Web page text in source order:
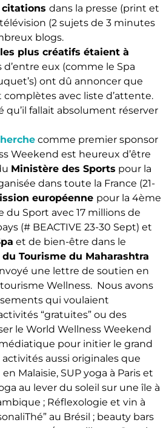
citations dans la presse (print et
télévision (2 sujets de 3 minutes
blogs.
plus créatifs étaient à
d’entre eux (comme le Spa
ont dû annoncer que
avec liste d’attente.
qu’il fallait absolument réserver
comme premier sponsor
Weekend est heureux d’être
Ministère des Sports pour la
dans toute la France (21-
européenne pour la 4ème
du Sport avec 17 millions de
(# BEACTIVE 23-30 Sept) et
et de bien-être dans le
Tourisme du Maharashtra
une lettre de soutien en
Wellness. Nous avons
qui voulaient
“gratuites” ou des
le World Wellness Weekend
pour initier le grand
aussi originales que
Malaisie, SUP yoga à Paris et
au lever du soleil sur une île à
; Réflexologie et vin à
au Brésil ; beauty bars